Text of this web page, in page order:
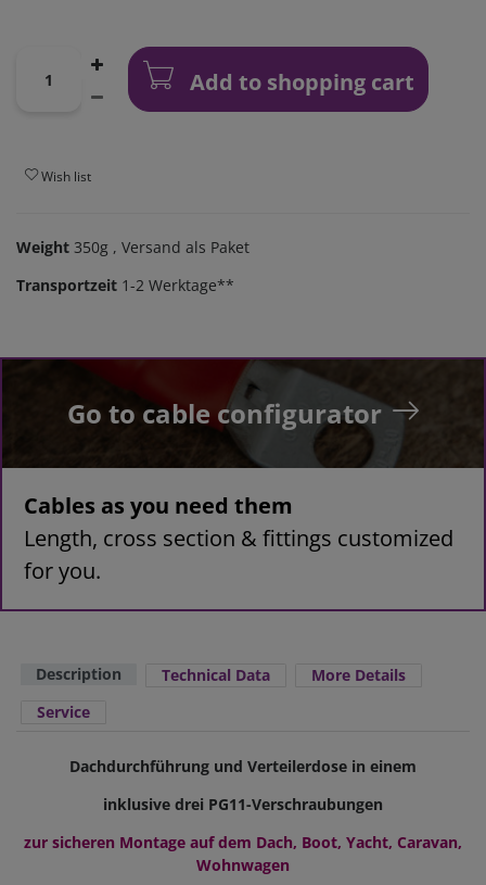
Add to shopping cart
Wish list
Weight 350g , Versand als Paket
Transportzeit 1-2 Werktage**
Go to cable configurator
Cables as you need them
Length, cross section & fittings customized
for you.
Description Technical Data
More Details
Service
Dachdurchführung und Verteilerdose in einem
inklusive drei PG11-Verschraubungen
zur sicheren Montage auf dem Dach, Boot, Yacht, Caravan,
Wohnwagen